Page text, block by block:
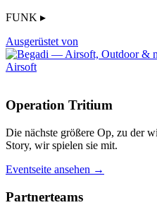
FUNK ▸
Ausgerüstet von
Operation Tritium
Die nächste größere Op, zu der
Story, wir spielen sie mit.
Eventseite ansehen →
Partnerteams